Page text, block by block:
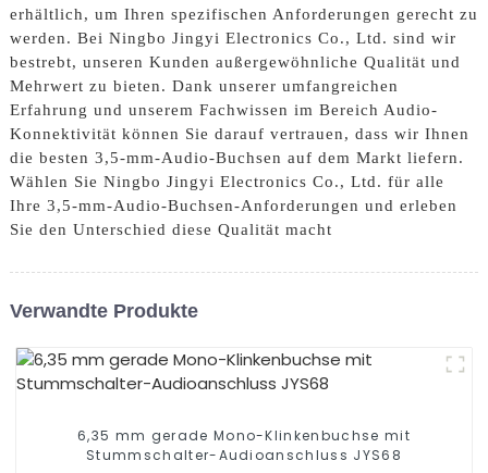
erhältlich, um Ihren spezifischen Anforderungen gerecht zu
werden. Bei Ningbo Jingyi Electronics Co., Ltd. sind wir
bestrebt, unseren Kunden außergewöhnliche Qualität und
Mehrwert zu bieten. Dank unserer umfangreichen
Erfahrung und unserem Fachwissen im Bereich Audio-
Konnektivität können Sie darauf vertrauen, dass wir Ihnen
die besten 3,5-mm-Audio-Buchsen auf dem Markt liefern.
Wählen Sie Ningbo Jingyi Electronics Co., Ltd. für alle
Ihre 3,5-mm-Audio-Buchsen-Anforderungen und erleben
Sie den Unterschied diese Qualität macht
Verwandte Produkte
6,35 mm gerade Mono-Klinkenbuchse mit
Stummschalter-Audioanschluss JYS68